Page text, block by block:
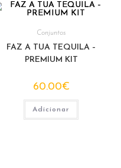
Conjuntos
FAZ A TUA TEQUILA –
PREMIUM KIT
60.00€
Adicionar